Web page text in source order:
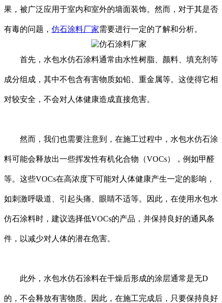
果，被广泛应用于室内和室外的墙面装饰。然而，对于其是否
有毒的问题， 仿石涂料厂家需要进行一定的了解和分析。
首先，水包水仿石涂料通常由水性树脂、颜料、填充剂等
成分组成，其中不包含有害物质如铅、重金属等。这使得它相
对较安全，不会对人体健康造成直接危害。
然而，我们也需要注意到，在施工过程中，水包水仿石涂
料可能会释放出一些挥发性有机化合物（VOCs），例如甲醛
等。这些VOCs在高浓度下可能对人体健康产生一定的影响，
如刺激呼吸道、引起头痛、眼睛不适等。因此，在使用水包水
仿石涂料时，建议选择低VOCs的产品，并保持良好的通风条
件，以减少对人体的潜在危害。
此外，水包水仿石涂料在干燥后形成的涂层通常是无D
的，不会释放有害物质。因此，在施工完成后，只要保持良好